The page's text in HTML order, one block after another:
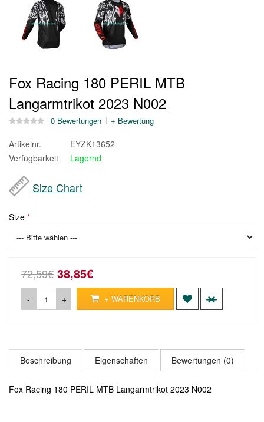
Fox Racing 180 PERIL MTB
Langarmtrikot 2023 N002
0 Bewertungen + Bewertung
Artikelnr.
EYZK13652
Verfügbarkeit
Lagernd
Size Chart
Size
72,59€ 38,85€
- + + WARENKORB
Beschreibung Eigenschaften Bewertungen (0)
Fox Racing 180 PERIL MTB Langarmtrikot 2023 N002